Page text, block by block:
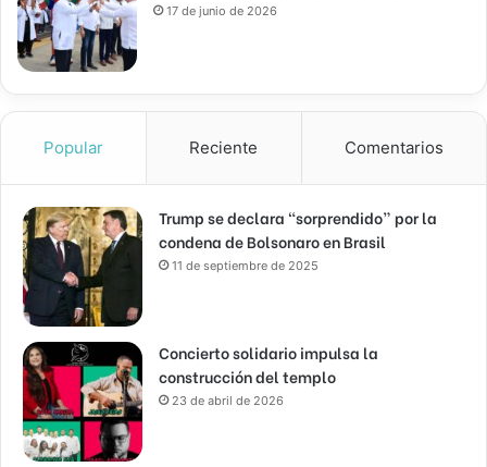
17 de junio de 2026
Popular Reciente Comentarios
Trump se declara “sorprendido” por la
condena de Bolsonaro en Brasil
11 de septiembre de 2025
Concierto solidario impulsa la
construcción del templo
23 de abril de 2026